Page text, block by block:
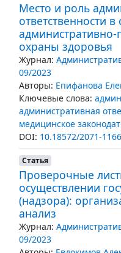
Место и роль
ответственности в
охраны здоровья
Журнал:
09/2023
Авторы: Епифанова
Ключевые слова:
административная
медицинское
DOI: 10.18572/2071-
Статья
Проверочные
осуществлении
(надзора):
анализ
Журнал:
09/2023